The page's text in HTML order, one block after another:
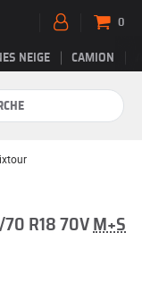
NEIGE CAMION
0
70 R18 70V M+S